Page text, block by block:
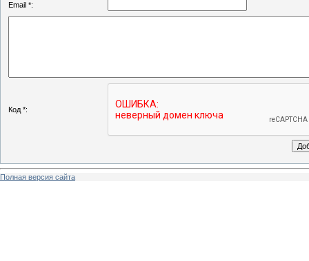
Email *:
Код *:
Полная версия сайта